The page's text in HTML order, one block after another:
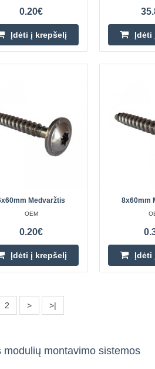
OEM
0.20€
Įdėti į krepšelį Įdėti
Medvaržtis
OEM
0.20€
Įdėti į krepšelį
8x60mm
Įdėti
2 > >|
modulių montavimo sistemos